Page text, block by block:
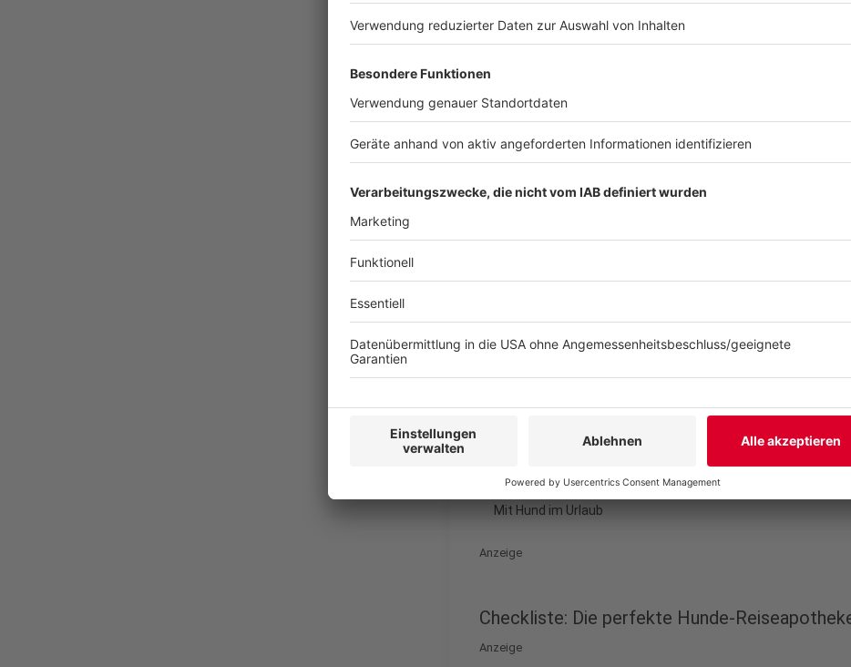
Anzeige
Parasiten-Schutz im Urlaub
Anzeige
Je nach Jahreszeit und Reiseziel kann das Risiko für
Flöhe und andere Parasiten sind nicht nur lästig, sondern
*) mitzunehmen. So könnt ihr Parasiten schnell
kontrollieren. Besonders bei Reisen in südliche Länder
regionale Gesundheitsrisiken informieren. In einigen
Leishmaniose, Ehrlichiose oder Herzwürmer vor, gegen
Cavan for Adobe | AdobeStock_227529912
Mit Hund im Urlaub
Anzeige
Checkliste: Die perfekte Hunde-
Anzeige